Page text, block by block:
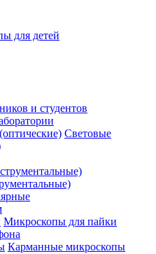
для детей
и студентов
Световые
Микроскопы для пайки
Карманные микроскопы